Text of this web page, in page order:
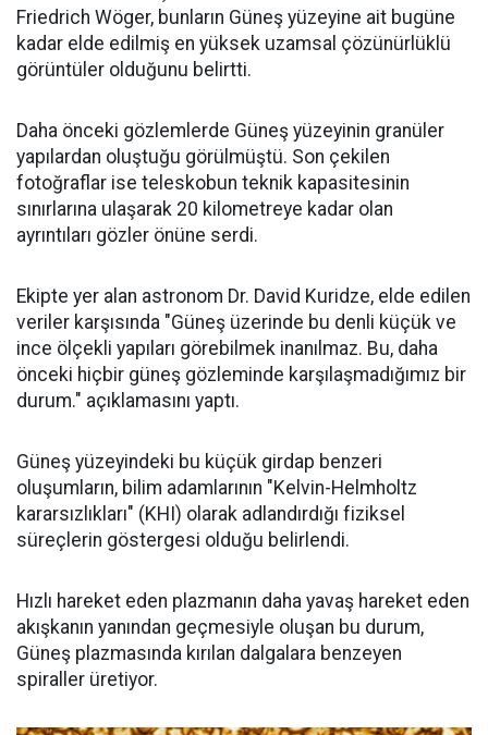
Friedrich Wöger, bunların Güneş yüzeyine ait bugüne
kadar elde edilmiş en yüksek uzamsal çözünürlüklü
görüntüler olduğunu belirtti.
Daha önceki gözlemlerde Güneş yüzeyinin granüler
yapılardan oluştuğu görülmüştü. Son çekilen
fotoğraflar ise teleskobun teknik kapasitesinin
sınırlarına ulaşarak 20 kilometreye kadar olan
ayrıntıları gözler önüne serdi.
Ekipte yer alan astronom Dr. David Kuridze, elde edilen
veriler karşısında "Güneş üzerinde bu denli küçük ve
ince ölçekli yapıları görebilmek inanılmaz. Bu, daha
önceki hiçbir güneş gözleminde karşılaşmadığımız bir
durum." açıklamasını yaptı.
Güneş yüzeyindeki bu küçük girdap benzeri
oluşumların, bilim adamlarının "Kelvin-Helmholtz
kararsızlıkları" (KHI) olarak adlandırdığı fiziksel
süreçlerin göstergesi olduğu belirlendi.
Hızlı hareket eden plazmanın daha yavaş hareket eden
akışkanın yanından geçmesiyle oluşan bu durum,
Güneş plazmasında kırılan dalgalara benzeyen
spiraller üretiyor.